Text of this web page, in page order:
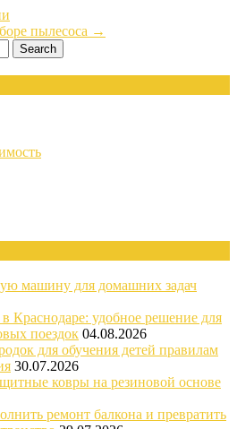
пылесоса →
машину для домашних задач
Краснодаре: удобное решение для
поездок 04.08.2026
для обучения детей правилам
30.07.2026
ковры на резиновой основе
ремонт балкона и превратить